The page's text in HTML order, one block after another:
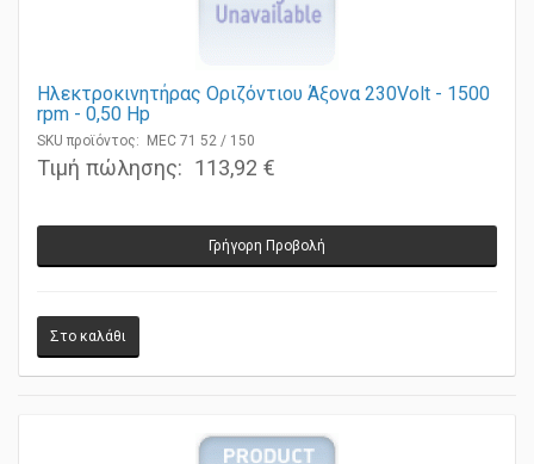
Ηλεκτροκινητήρας Οριζόντιου Άξονα 230Volt - 1500
rpm - 0,50 Ηp
SKU προϊόντος: MEC 71 52 / 150
Τιμή πώλησης: 113,92 €